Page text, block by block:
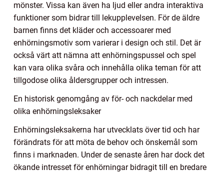
mönster. Vissa kan även ha ljud eller andra interaktiva
funktioner som bidrar till lekupplevelsen. För de äldre
barnen finns det kläder och accessoarer med
enhörningsmotiv som varierar i design och stil. Det är
också värt att nämna att enhörningspussel och spel
kan vara olika svåra och innehålla olika teman för att
tillgodose olika åldersgrupper och intressen.
En historisk genomgång av för- och nackdelar med
olika enhörningsleksaker
Enhörningsleksakerna har utvecklats över tid och har
förändrats för att möta de behov och önskemål som
finns i marknaden. Under de senaste åren har dock det
ökande intresset för enhörningar bidragit till en bredare